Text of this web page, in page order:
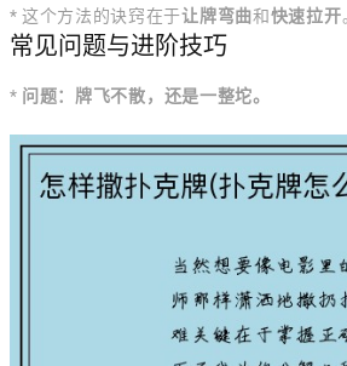
* 这个方法的诀窍在于让牌弯曲和快速拉开
常见问题与进阶技巧
* 问题：牌飞不散，还是一整坨。